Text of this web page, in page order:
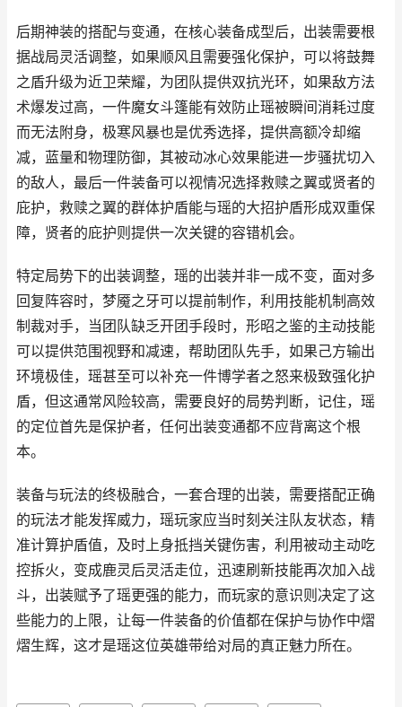
后期神装的搭配与变通，在核心装备成型后，出装需要根
据战局灵活调整，如果顺风且需要强化保护，可以将鼓舞
之盾升级为近卫荣耀，为团队提供双抗光环，如果敌方法
术爆发过高，一件魔女斗篷能有效防止瑶被瞬间消耗过度
而无法附身，极寒风暴也是优秀选择，提供高额冷却缩
减，蓝量和物理防御，其被动冰心效果能进一步骚扰切入
的敌人，最后一件装备可以视情况选择救赎之翼或贤者的
庇护，救赎之翼的群体护盾能与瑶的大招护盾形成双重保
障，贤者的庇护则提供一次关键的容错机会。
特定局势下的出装调整，瑶的出装并非一成不变，面对多
回复阵容时，梦魇之牙可以提前制作，利用技能机制高效
制裁对手，当团队缺乏开团手段时，形昭之鉴的主动技能
可以提供范围视野和减速，帮助团队先手，如果己方输出
环境极佳，瑶甚至可以补充一件博学者之怒来极致强化护
盾，但这通常风险较高，需要良好的局势判断，记住，瑶
的定位首先是保护者，任何出装变通都不应背离这个根
本。
装备与玩法的终极融合，一套合理的出装，需要搭配正确
的玩法才能发挥威力，瑶玩家应当时刻关注队友状态，精
准计算护盾值，及时上身抵挡关键伤害，利用被动主动吃
控拆火，变成鹿灵后灵活走位，迅速刷新技能再次加入战
斗，出装赋予了瑶更强的能力，而玩家的意识则决定了这
些能力的上限，让每一件装备的价值都在保护与协作中熠
熠生辉，这才是瑶这位英雄带给对局的真正魅力所在。